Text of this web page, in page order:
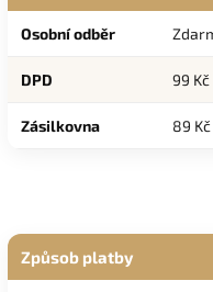
Osobní odběr
DPD 99 Kč
Zásilkovna 89 Kč
Způsob platby